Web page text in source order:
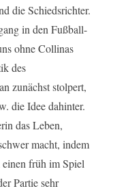
die Schiedsrichter.
in den Fußball-
ohne Collinas
des
zunächst stolpert,
die Idee dahinter.
das Leben,
macht, indem
früh im Spiel
Partie sehr